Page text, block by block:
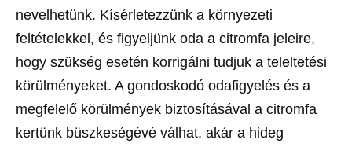
nevelhetünk. Kísérletezzünk a környezeti
feltételekkel, és figyeljünk oda a citromfa jeleire,
hogy szükség esetén korrigálni tudjuk a teleltetési
körülményeket. A gondoskodó odafigyelés és a
megfelelő körülmények biztosításával a citromfa
kertünk büszkeségévé válhat, akár a hideg